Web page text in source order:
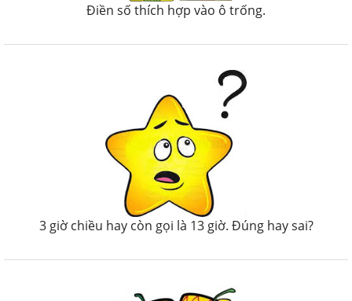
Điền số thích hợp vào ô trống.
3 giờ chiều hay còn gọi là 13 giờ. Đúng hay sai?